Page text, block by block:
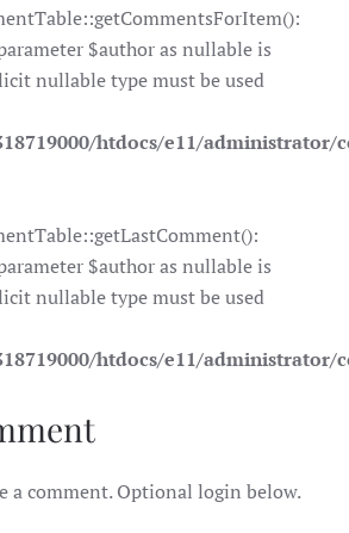
$author as nullable is
nullable type must be used
htdocs/e11/
$author as nullable is
nullable type must be used
htdocs/e11/
a comment. Optional login below.